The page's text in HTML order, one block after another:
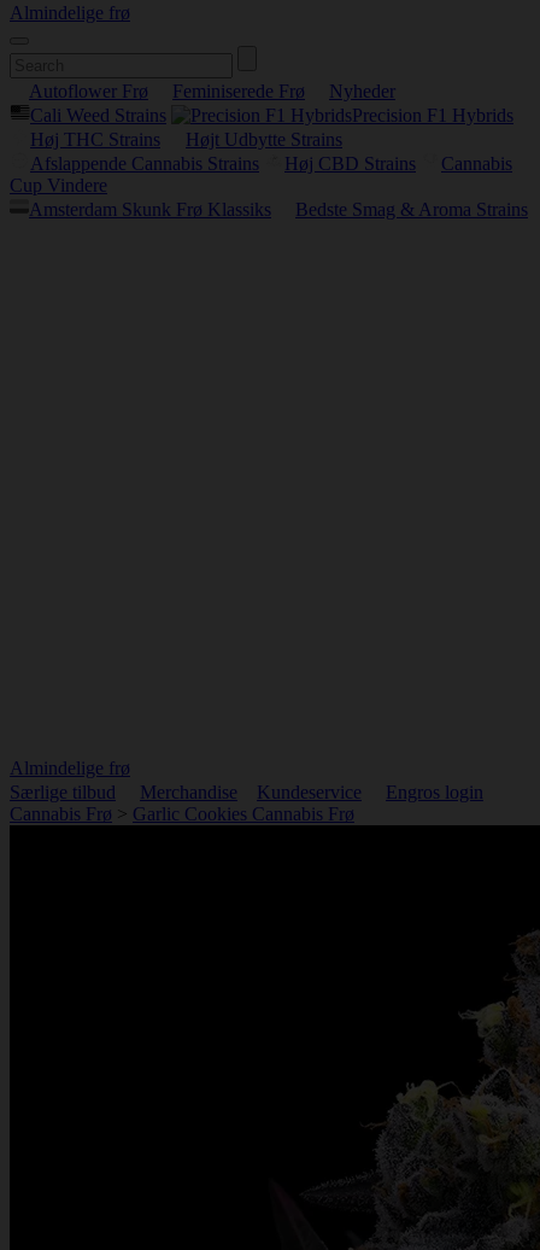
Almindelige frø
Autoflower Frø Feminiserede Frø
Nyheder
Cali Weed Strains
Precision F1 Hybrids
Høj THC Strains
Højt Udbytte Strains
Afslappende Cannabis Strains
Høj CBD Strains
Cannabis
Cup Vindere
Amsterdam Skunk Frø Klassiks
Bedste Smag & Aroma Strains
Almindelige frø
Særlige tilbud
Merchandise Kundeservice
Engros login
Cannabis Frø > Garlic Cookies Cannabis Frø